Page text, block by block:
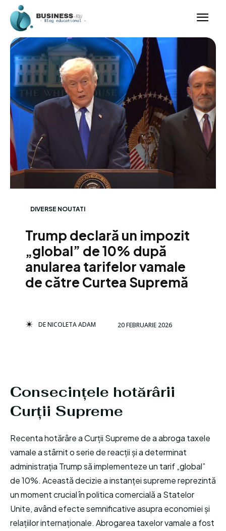
DIVERSE NOUTATI
Trump declară un impozit
„global” de 10% după
anularea tarifelor vamale
de către Curtea Supremă
DENICOLETA ADAM 20 FEBRUARIE 2026
Consecințele hotărârii
Curții Supreme
Recenta hotărâre a Curții Supreme de a abroga taxele
vamale a stârnit o serie de reacții și a determinat
administrația Trump să implementeze un tarif „global”
de 10%. Această decizie a instanței supreme reprezintă
un moment crucial în politica comercială a Statelor
Unite, având efecte semnificative asupra economiei și
relațiilor internaționale. Abrogarea taxelor vamale a fost